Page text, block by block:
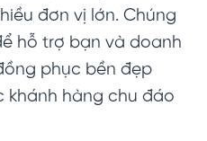
đơn vị lớn. Chúng
hỗ trợ bạn và doanh
phục bền đẹp
khánh hàng chu đáo